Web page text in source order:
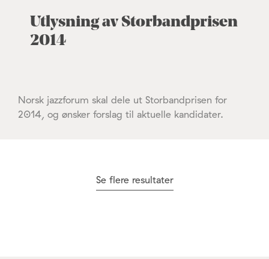
Utlysning av Storbandprisen
2014
Norsk jazzforum skal dele ut Storbandprisen for
2014, og ønsker forslag til aktuelle kandidater.
Se flere resultater